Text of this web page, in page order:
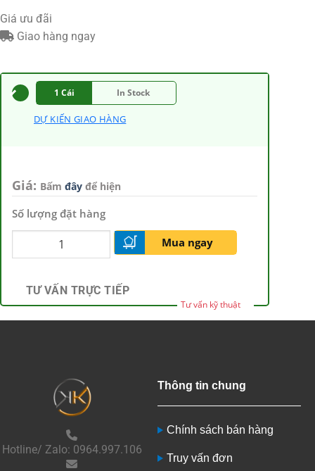
Giá ưu đãi
Giao hàng ngay
1 Cái In Stock
DỰ KIẾN GIAO HÀNG
Giá: Bấm đây để hiện
Số lượng đặt hàng
Mua ngay
TƯ VẤN TRỰC TIẾP
Tư vấn kỹ thuật
Hotline/ Zalo: 0964.997.106
Thông tin chung
Chính sách bán hàng
Truy vấn đơn